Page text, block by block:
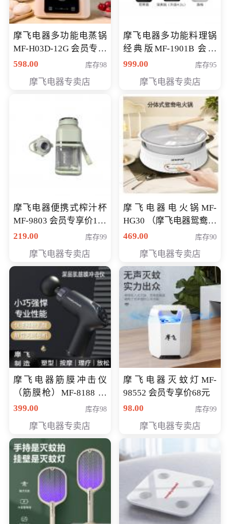
摩飞电器多功能电蒸锅
MF-H03D-12G 会员专享
价398元
598.00 库存98
摩飞电器专卖店
摩飞电器多功能料理锅
经典版MF-1901B 会员
专享价399元
999.00 库存95
摩飞电器专卖店
摩飞电器便携式榨汁杯
MF-9803 会员专享价138
元
219.00 库存99
摩飞电器专卖店
摩飞电器电火锅MF-
HG30 （摩飞电器鸳鸯锅
MF-HG30 ） 会员专享价
469.00 库存90
摩飞电器专卖店
摩飞电器筋膜冲击仪
（筋膜枪）MF-8188 会
员专享价268元
399.00 库存98
摩飞电器专卖店
摩飞电器灭蚊灯MF-
98552 会员专享价68元
98.00
库存99
摩飞电器专卖店